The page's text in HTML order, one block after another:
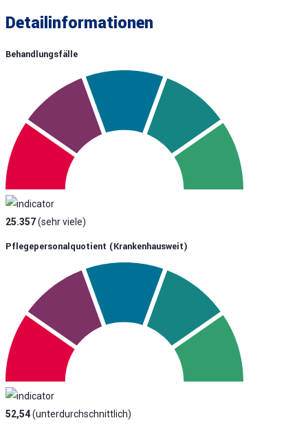
Detailinformationen
Behandlungsfälle
25.357(sehr viele)
Pflegepersonalquotient (krankenhausweit)
52,54(unterdurchschnittlich)